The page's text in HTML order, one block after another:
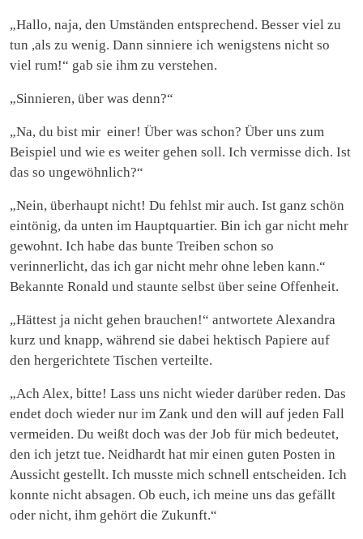
„Hallo, naja, den Umständen entsprechend. Besser viel zu
tun ,als zu wenig. Dann sinniere ich wenigstens nicht so
viel rum!“ gab sie ihm zu verstehen.
„Sinnieren, über was denn?“
„Na, du bist mir einer! Über was schon? Über uns zum
Beispiel und wie es weiter gehen soll. Ich vermisse dich. Ist
das so ungewöhnlich?“
„Nein, überhaupt nicht! Du fehlst mir auch. Ist ganz schön
eintönig, da unten im Hauptquartier. Bin ich gar nicht mehr
gewohnt. Ich habe das bunte Treiben schon so
verinnerlicht, das ich gar nicht mehr ohne leben kann.“
Bekannte Ronald und staunte selbst über seine Offenheit.
„Hättest ja nicht gehen brauchen!“ antwortete Alexandra
kurz und knapp, während sie dabei hektisch Papiere auf
den hergerichtete Tischen verteilte.
„Ach Alex, bitte! Lass uns nicht wieder darüber reden. Das
endet doch wieder nur im Zank und den will auf jeden Fall
vermeiden. Du weißt doch was der Job für mich bedeutet,
den ich jetzt tue. Neidhardt hat mir einen guten Posten in
Aussicht gestellt. Ich musste mich schnell entscheiden. Ich
konnte nicht absagen. Ob euch, ich meine uns das gefällt
oder nicht, ihm gehört die Zukunft.“